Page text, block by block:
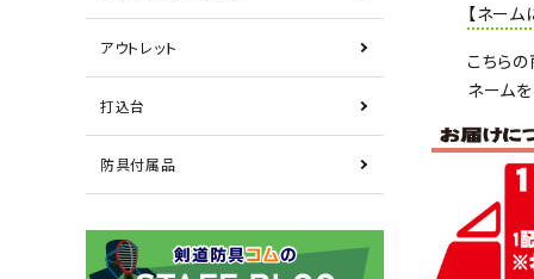
アウトレット
打込台
防具付属品
【ネーム
こちら
ネーム